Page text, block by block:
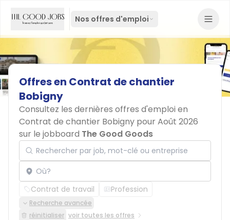
Nos offres d'emploi
Offresen Contrat dechantier
Bobigny
Consultez les dernières offres d'emploi en
Contrat de chantier Bobigny pour Août 2026
sur le jobboard The Good Goods
Rechercher par job, mot-clé ou entreprise
Localisation
Contrat de travail Profession
Recherche avancée
réinitialiser voir toutes les offres